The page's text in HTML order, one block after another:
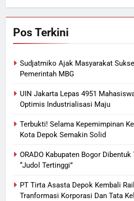
Pos Terkini
Sudjatmiko Ajak Masyarakat
Pemerintah MBG
UIN Jakarta Lepas 4951
Optimis Industrialisasi Maju
Terbukti! Selama Kepemimpinan
Kota Depok Semakin Solid
ORADO Kabupaten Bogor
“Judol Tertinggi”
PT Tirta Asasta Depok Kembali
Tranformasi Korporasi Dan Tata